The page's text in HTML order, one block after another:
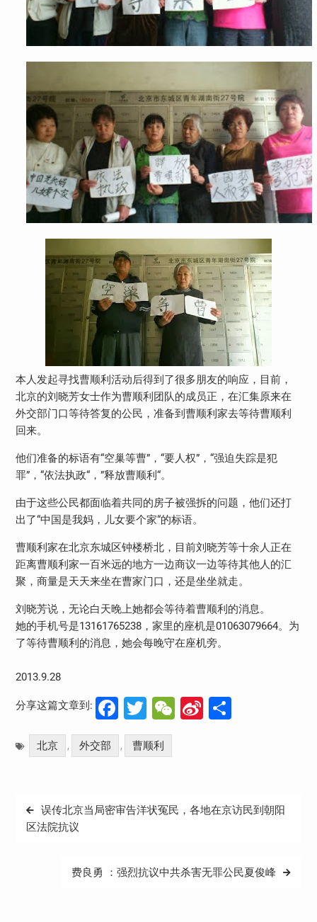
本人发起寻找曹顺利活动后得到了很多朋友的响应，目前，
北京的刘晓芳女士作为曹顺利团队的成员正，在汇集原来在
外交部门口等待答复的公民，准备到曹顺利家去等待曹顺利
回来。
他们准备的标语有“空巢等曹”，“要人权”，“强迫失踪是犯
罪”，“依法执政“，”释放曹顺利“。
由于这些公民都面临着共同的房子被强拆的问题，他们还打
出了“中国是我妈，儿女要个家“的标语。
曹顺利家在北京东城区钟楼桥北，目前刘晓芳等十余人正在
距离曹顺利家一百米远的地方一边商议一边等待其他人的汇
聚，商量是天天来坐在曹家门口，还是坐坐就走。
刘晓芳说，无论白天晚上她都会等待着曹顺利的消息。
她的手机号是13161765238，家里的座机是01063079664。为
了等待曹顺利的消息，她会每晚守在座机旁。
2013.9.28
分享这篇文章到: Facebook
Twitter
WeChat
Sina分
北京 , 外交部 , 曹顺利
文
章
误传北京当局密审告洋状冤民，各地在京访民到朝阳
区法院抗议
费良勇 ：强烈抗议中共杀害无罪公民夏俊峰